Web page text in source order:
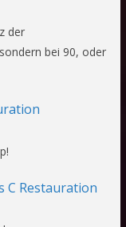
der
bei 90, oder
C Restauration